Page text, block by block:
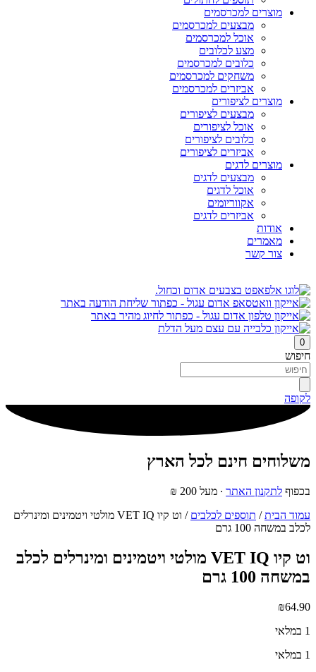
מוצרים למכרסמים
מבצעים למכרסמים
אוכל למכרסמים
מצע לכלובים
כלובים למכרסמים
משחקים למכרסמים
אביזרים למכרסמים
מוצרים לציפורים
מבצעים לציפורים
אוכל לציפורים
כלובים לציפורים
אביזרים לציפורים
מוצרים לדגים
מבצעים לדגים
אוכל לדגים
אקווריומים
אביזרים לדגים
אודות
מאמרים
צור קשר
0
חיפוש
לקופה
משלוחים חינם לכל הארץ
בכפוף לתקנון האתר ∙ מעל 200 ₪
עמוד הבית/ תוספים לכלבים
/ וט קיו VET IQ מולטי ויטמינים ומינרלים
לכלב במשחה 100 גרם
וט קיו VET IQ מולטי ויטמינים ומינרלים לכלב
במשחה 100 גרם
₪64.90
1 במלאי
1 במלאי